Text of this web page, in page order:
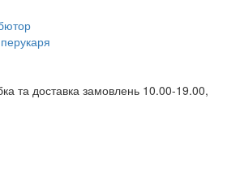
та доставка замовлень 10.00-19.00,